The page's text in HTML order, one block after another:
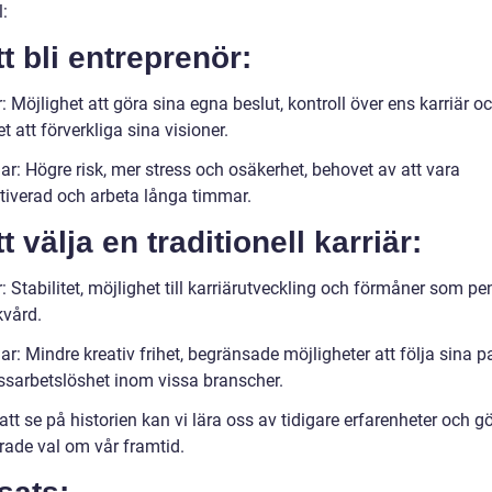
bli entreprenör:
Möjlighet att göra sina egna beslut, kontroll över ens karriär
att förverkliga sina visioner.
Högre risk, mer stress och osäkerhet, behovet av att vara
och arbeta långa timmar.
välja en traditionell karriär:
Stabilitet, möjlighet till karriärutveckling och förmåner som
Mindre kreativ frihet, begränsade möjligheter att följa sina
inom vissa branscher.
se på historien kan vi lära oss av tidigare erfarenheter och
val om vår framtid.